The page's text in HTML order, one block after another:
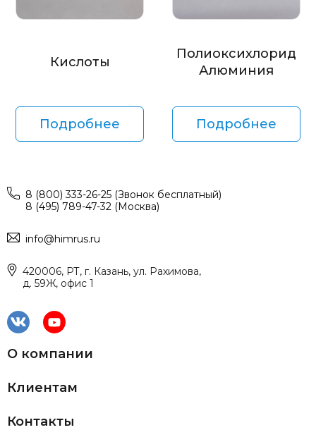
Кислоты
Подробнее
Полиоксихлорид
Алюминия
Подробнее
8 (800) 333-26-25 (Звонок бесплатный)
8 (495) 789-47-32 (Москва)
info@himrus.ru
420006, РТ, г. Казань, ул. Рахимова,
д. 59Ж, офис 1
О компании
Клиентам
Контакты